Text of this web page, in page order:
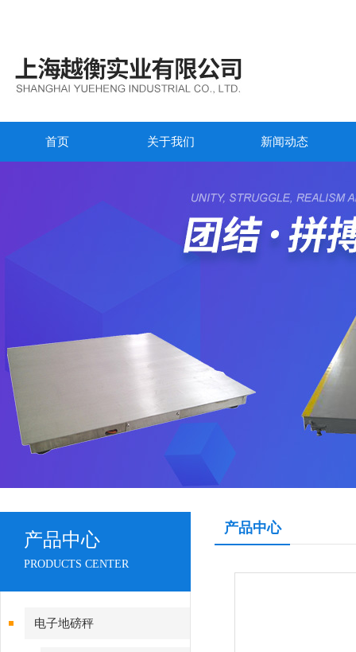
首页 关于我们 新闻动态
产品中心
PRODUCTS CENTER
电子地磅秤
产品中心